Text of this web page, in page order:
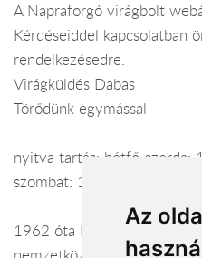
Az
A Napraforgó virágbolt
Kérdéseiddel kapcsolatban
rendelkezésedre.
Virágküldés Dabas
Törődünk egymással
nyitva tartás: hétfő-szerda:
szombat: 10:00-20:00
1962 óta Lakatosék virágai